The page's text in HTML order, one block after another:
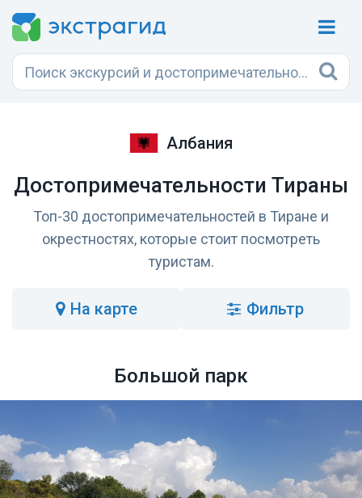
Албания
Достопримечательности Тираны
Топ-30 достопримечательностей в Тиране и
окрестностях, которые стоит посмотреть
туристам.
на карте Фильтр
Большой парк